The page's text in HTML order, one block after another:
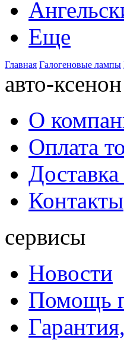
Еще
Главная Галогеновые лампы
авто-ксенон
О
Оплата
Контакты
сервисы
Новости
Помощь